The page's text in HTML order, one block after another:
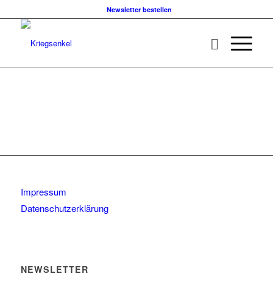
Newsletter bestellen
Impressum
Datenschutzerklärung
NEWSLETTER